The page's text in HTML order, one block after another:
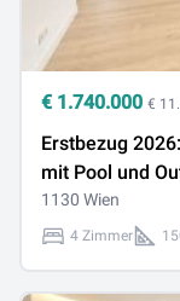
€ 1.740.000 €
Erstbezug
mit Pool und
1130 Wien
4 Zimmer